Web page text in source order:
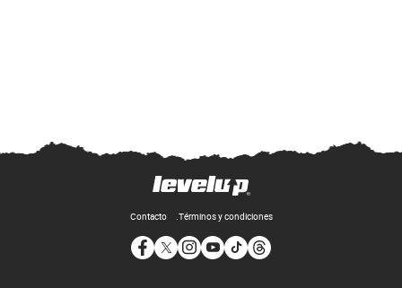
Contacto Términos y condiciones
Opens in new window
Opens in new window
Opens in new window
Opens in new window
Opens in new window
Opens in new window